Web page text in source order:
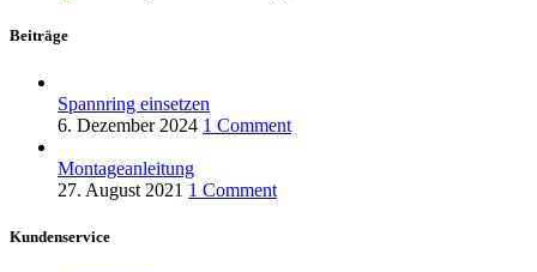
Beiträge
Spannring einsetzen
6. Dezember 2024 1 Comment
Montageanleitung
27. August 2021 1 Comment
Kundenservice